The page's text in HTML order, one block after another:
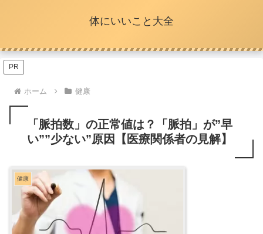
体にいいこと大全
PR
ホーム 健康
「脈拍数」の正常値は？「脈拍」が”早
い””少ない”原因【医療関係者の見解】
健康